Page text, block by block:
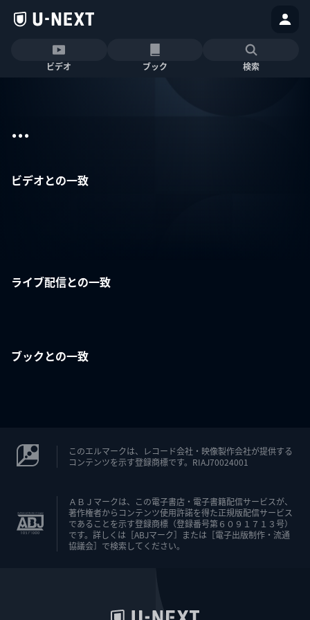
ビデオ ブック 検索
...
ビデオとの一致
ライブ配信との一致
ブックとの一致
このエルマークは、レコード会社・映像製作会社が提供する
コンテンツを示す登録商標です。RIAJ70024001
ＡＢＪマークは、この電子書店・電子書籍配信サービスが、
著作権者からコンテンツ使用許諾を得た正規版配信サービス
であることを示す登録商標（登録番号第６０９１７１３号）
です。詳しくは［ABJマーク］または［電子出版制作・流通
協議会］で検索してください。